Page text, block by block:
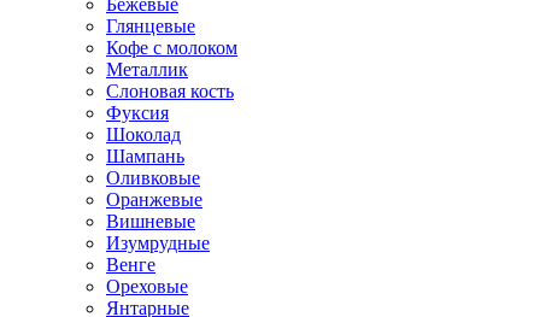
Бежевые
Глянцевые
Кофе с молоком
Металлик
Слоновая кость
Фуксия
Шоколад
Шампань
Оливковые
Оранжевые
Вишневые
Изумрудные
Венге
Ореховые
Янтарные